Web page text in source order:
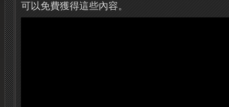
可以免費獲得這些內容。